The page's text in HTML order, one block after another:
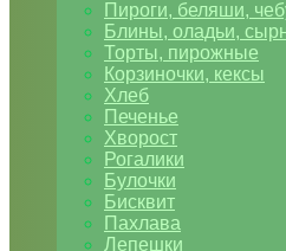
Пироги, беляши,
Блины, оладьи,
Торты, пирожные
Корзиночки, кексы
Хлеб
Печенье
Хворост
Рогалики
Булочки
Бисквит
Пахлава
Лепешки